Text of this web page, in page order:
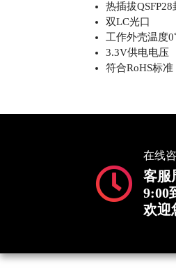
热插拔QSFP28
双LC光口
工作外壳温度
3.3V供电电压
符合RoHS标准
在线
客服
9:00
欢迎